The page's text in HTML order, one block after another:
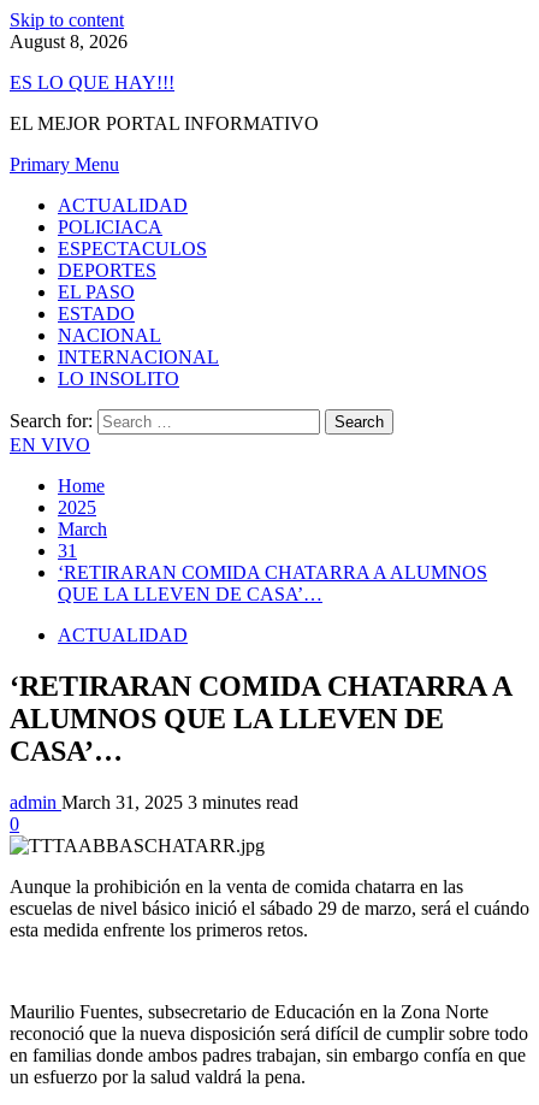
Skip to content
August 8, 2026
ES LO QUE HAY!!!
EL MEJOR PORTAL INFORMATIVO
Primary Menu
ACTUALIDAD
POLICIACA
ESPECTACULOS
DEPORTES
EL PASO
ESTADO
NACIONAL
INTERNACIONAL
LO INSOLITO
Search for:
EN VIVO
Home
2025
March
31
‘RETIRARAN COMIDA CHATARRA A ALUMNOS
QUE LA LLEVEN DE CASA’…
ACTUALIDAD
‘RETIRARAN COMIDA CHATARRA A
ALUMNOS QUE LA LLEVEN DE
CASA’…
admin March 31, 2025 3 minutes read
0
Aunque la prohibición en la venta de comida chatarra en las
escuelas de nivel básico inició el sábado 29 de marzo, será el cuándo
esta medida enfrente los primeros retos.
Maurilio Fuentes, subsecretario de Educación en la Zona Norte
reconoció que la nueva disposición será difícil de cumplir sobre todo
en familias donde ambos padres trabajan, sin embargo confía en que
un esfuerzo por la salud valdrá la pena.